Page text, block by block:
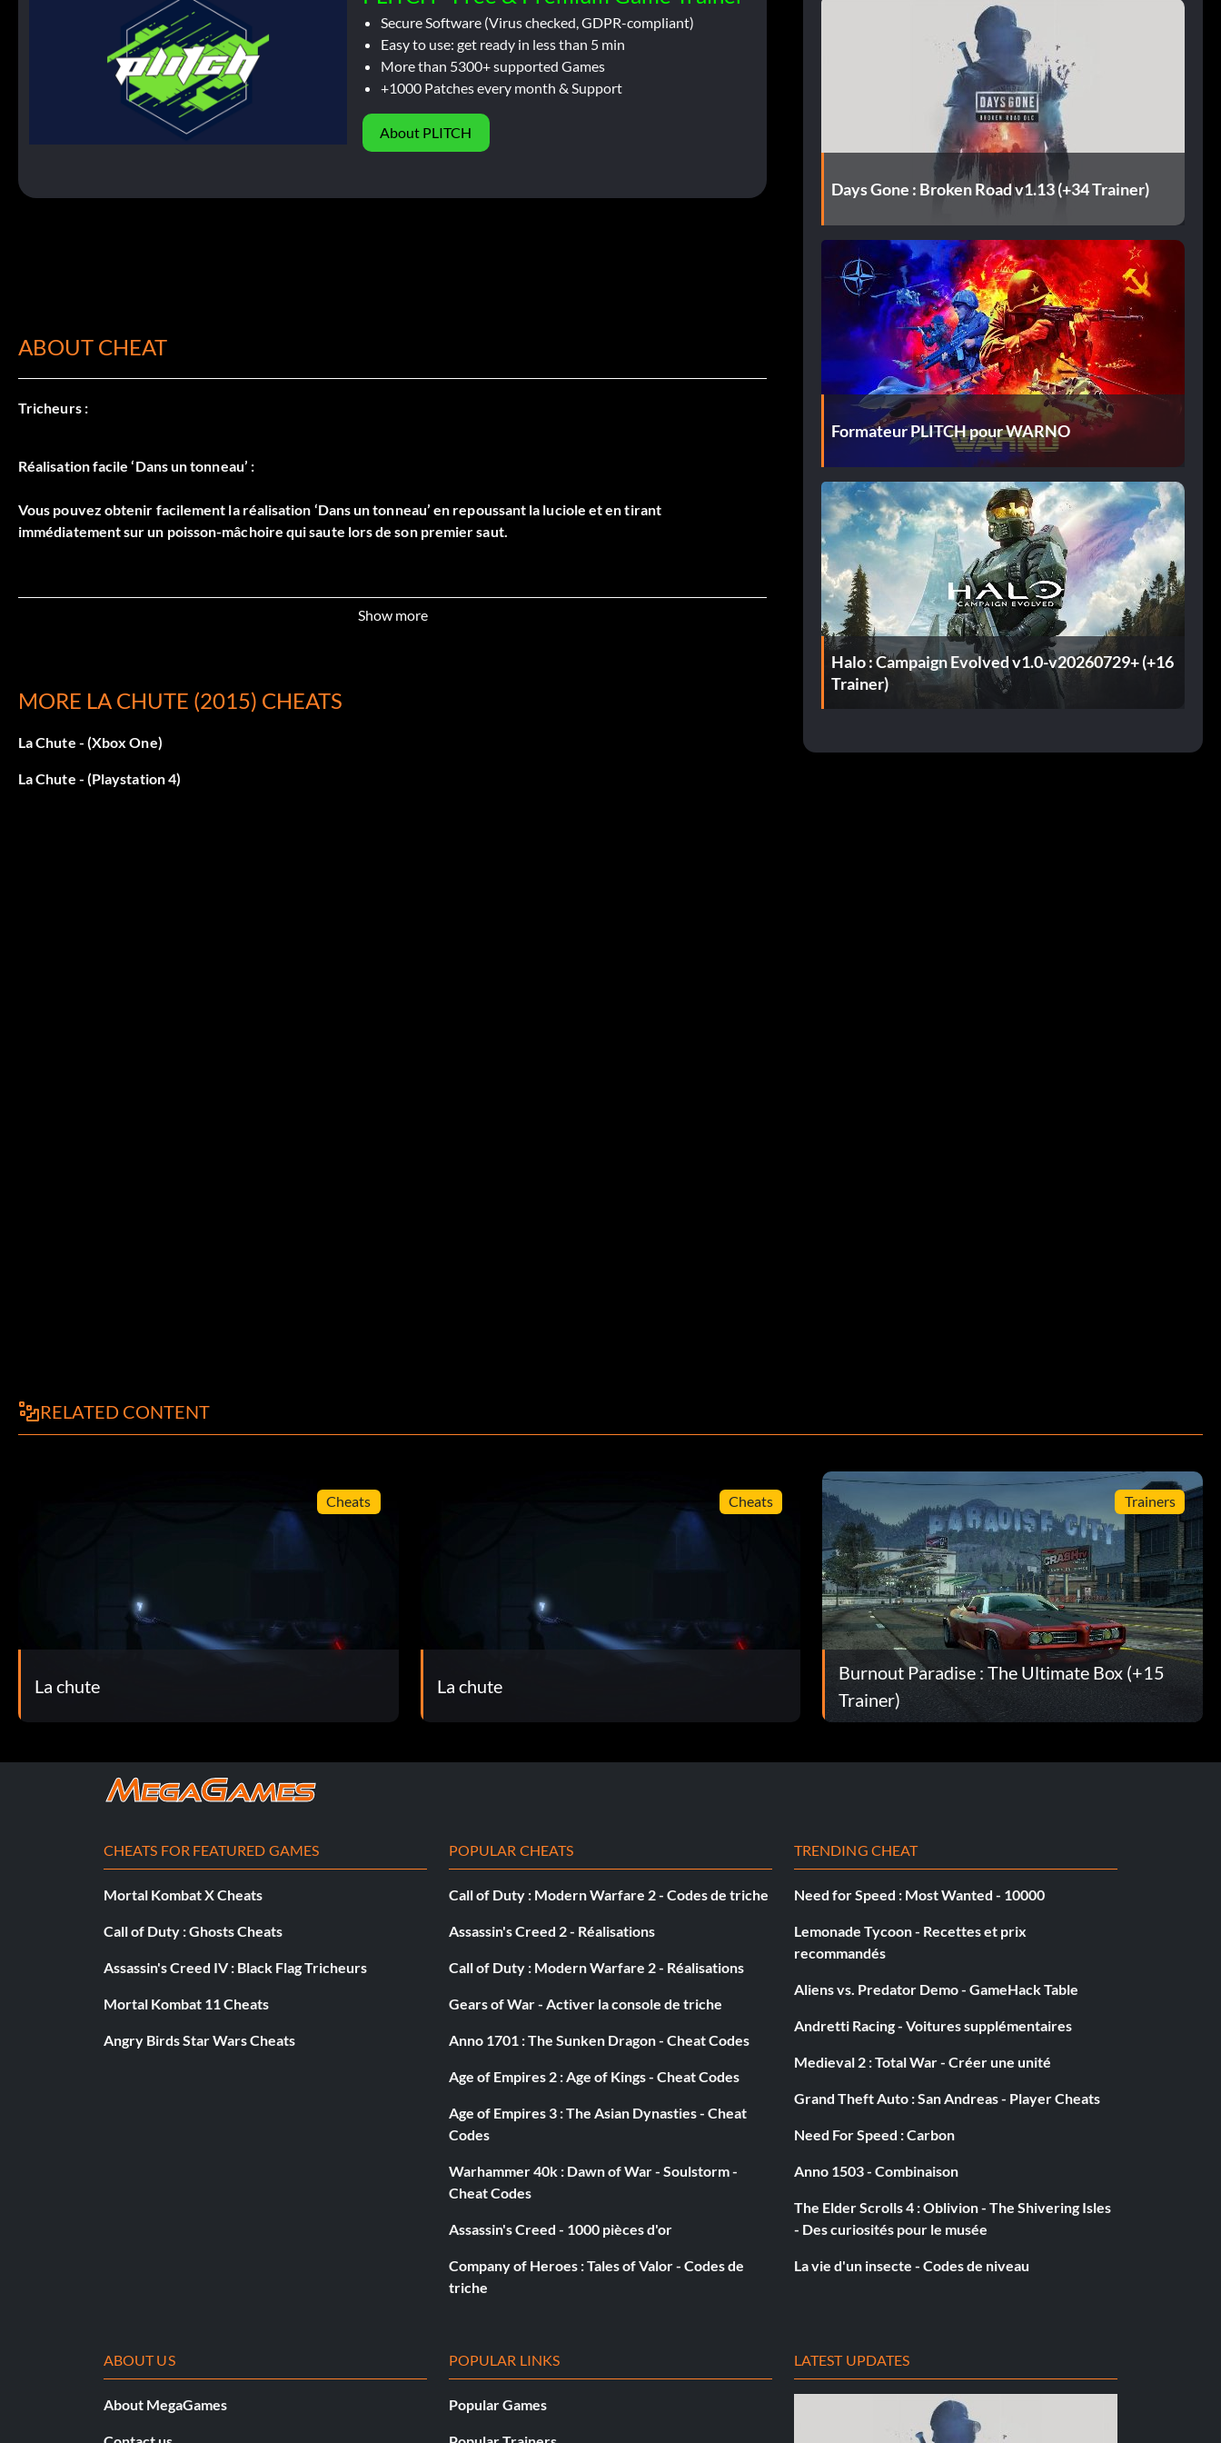
Secure Software (Virus checked, GDPR-compliant)
Easy to use: get ready in less than 5 min
More than 5300+ supported Games
+1000 Patches every month & Support
About PLITCH
ABOUT CHEAT
Tricheurs :
Réalisation facile ‘Dans un tonneau’ :
Vous pouvez obtenir facilement la réalisation ‘Dans un tonneau’ en repoussant la luciole et en tirant
immédiatement sur un poisson-mâchoire qui saute lors de son premier saut.
Show more
MORE LA CHUTE (2015) CHEATS
La Chute - (Xbox One)
La Chute - (Playstation 4)
Days Gone : Broken Road v1.13 (+34 Trainer)
Formateur PLITCH pour WARNO
Halo : Campaign Evolved v1.0-v20260729+ (+16
Trainer)
RELATED CONTENT
Cheats
La chute
Cheats
La chute
Trainers
Burnout Paradise : The Ultimate Box (+15
Trainer)
CHEATS FOR FEATURED GAMES
Mortal Kombat X Cheats
Call of Duty : Ghosts Cheats
Assassin's Creed IV : Black Flag Tricheurs
Mortal Kombat 11 Cheats
Angry Birds Star Wars Cheats
POPULAR CHEATS
Call of Duty : Modern Warfare 2 - Codes de triche
Assassin's Creed 2 - Réalisations
Call of Duty : Modern Warfare 2 - Réalisations
Gears of War - Activer la console de triche
Anno 1701 : The Sunken Dragon - Cheat Codes
Age of Empires 2 : Age of Kings - Cheat Codes
Age of Empires 3 : The Asian Dynasties - Cheat
Codes
Warhammer 40k : Dawn of War - Soulstorm -
Cheat Codes
Assassin's Creed - 1000 pièces d'or
Company of Heroes : Tales of Valor - Codes de
triche
TRENDING CHEAT
Need for Speed : Most Wanted - 10000
Lemonade Tycoon - Recettes et prix
recommandés
Aliens vs. Predator Demo - GameHack Table
Andretti Racing - Voitures supplémentaires
Medieval 2 : Total War - Créer une unité
Grand Theft Auto : San Andreas - Player Cheats
Need For Speed : Carbon
Anno 1503 - Combinaison
The Elder Scrolls 4 : Oblivion - The Shivering Isles
- Des curiosités pour le musée
La vie d'un insecte - Codes de niveau
ABOUT US
About MegaGames
POPULAR LINKS
Popular Games
LATEST UPDATES